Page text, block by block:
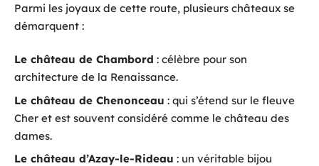
Parmi les joyaux de cette route, plusieurs châteaux se
démarquent :
Le château de Chambord : célèbre pour son
architecture de la Renaissance.
Le château de Chenonceau : qui s’étend sur le fleuve
Cher et est souvent considéré comme le château des
dames.
Le château d’Azay-le-Rideau : un véritable bijou